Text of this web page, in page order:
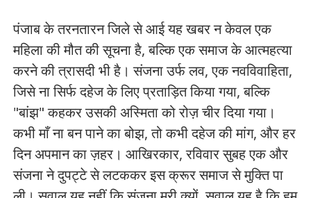
पंजाब के तरनतारन जिले से आई यह खबर न केवल एक
महिला की मौत की सूचना है, बल्कि एक समाज के आत्महत्या
करने की त्रासदी भी है। संजना उर्फ लव, एक नवविवाहिता,
जिसे ना सिर्फ दहेज के लिए प्रताड़ित किया गया, बल्कि
"बांझ" कहकर उसकी अस्मिता को रोज़ चीर दिया गया।
कभी माँ ना बन पाने का बोझ, तो कभी दहेज की मांग, और हर
दिन अपमान का ज़हर। आखिरकार, रविवार सुबह एक और
संजना ने दुपट्टे से लटककर इस क्रूर समाज से मुक्ति पा